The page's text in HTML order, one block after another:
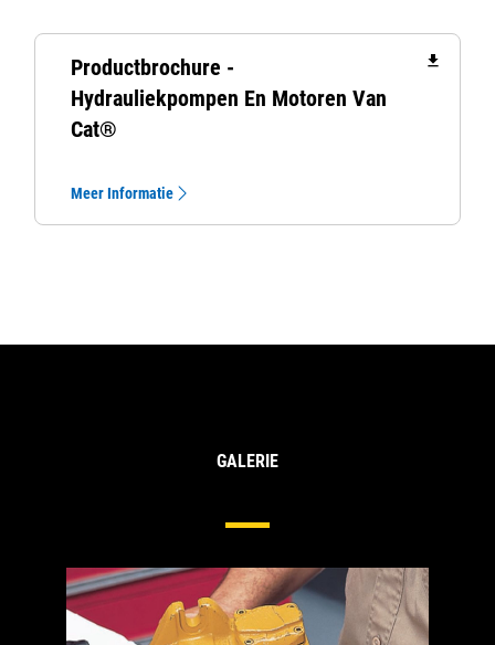
Productbrochure -
Hydrauliekpompen En Motoren Van
Cat®
file_download
Meer Informatie
GALERIE